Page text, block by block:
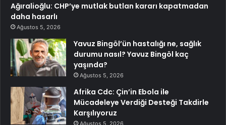
Ağıralioğlu: CHP’ye mutlak butlan kararı kapatmadan
daha hasarlı
Ağustos 5, 2026
Yavuz Bingöl’ün hastalığı ne, sağlık
durumu nasıl? Yavuz Bingöl kaç
yaşında?
Ağustos 5, 2026
Afrika Cdc: Çin’in Ebola ile
Mücadeleye Verdiği Desteği Takdirle
Karşılıyoruz
Ağustos 5, 2026